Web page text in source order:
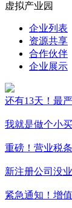
虚拟产业园
企业列表
资源共享
合作伙伴
企业展示
还有13天！最
我就是做个小
重磅！营业税
新注册公司没
紧急通知！增